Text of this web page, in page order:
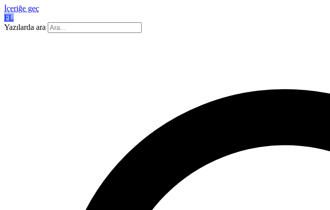
İçeriğe geç
FL
Yazılarda ara